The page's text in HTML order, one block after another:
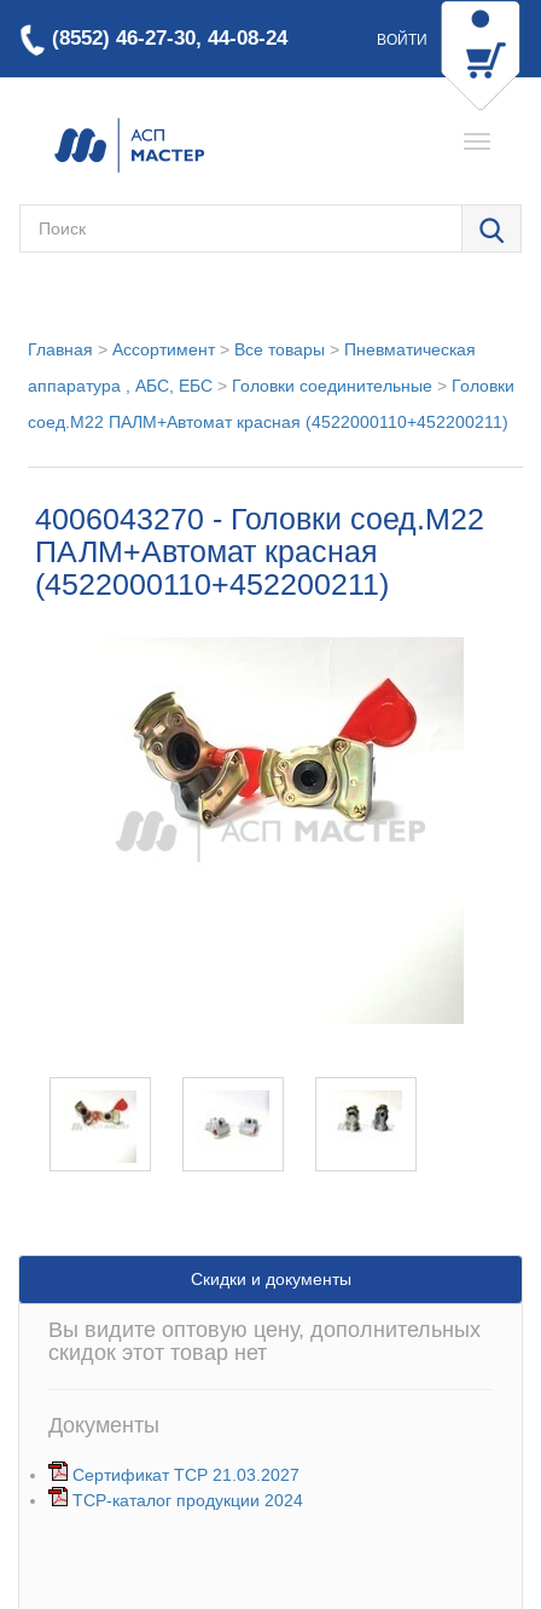
(8552) 46-27-30, 44-08-24 ВОЙТИ
Главная > Ассортимент> Все товары > Пневматическая
аппаратура , АБС, ЕБС > Головки соединительные > Головки
соед.М22 ПАЛМ+Автомат красная (4522000110+452200211)
4006043270 - Головки соед.М22
ПАЛМ+Автомат красная
(4522000110+452200211)
Скидки и документы
Вы видите оптовую цену, дополнительных
скидок этот товар нет
Документы
Сертификат ТСР 21.03.2027
ТСР-каталог продукции 2024